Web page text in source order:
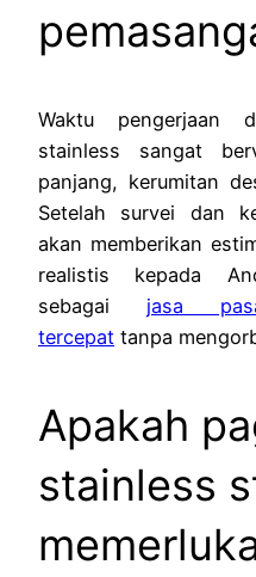
Waktu pengerjaan
stainless sangat
panjang, kerumitan
Setelah survei dan
akan memberikan
realistis kepada
sebagai jasa
tercepat tanpa
Apakah
stainless